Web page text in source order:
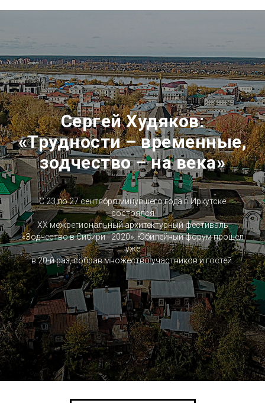
Сергей Худяков:
«Трудности – временные,
зодчество – на века»
С 23 по 27 сентября минувшего года в Иркутске
состоялся
XX межрегиональный архитектурный фестиваль
«Зодчество в Сибири - 2020». Юбилейный форум прошел
уже
в 20-й раз, собрав множество участников и гостей.